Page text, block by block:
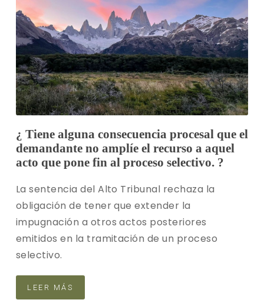
¿ Tiene alguna consecuencia procesal que el
demandante no amplíe el recurso a aquel
acto que pone fin al proceso selectivo. ?
La sentencia del Alto Tribunal rechaza la
obligación de tener que extender la
impugnación a otros actos posteriores
emitidos en la tramitación de un proceso
selectivo.
LEER MÁS